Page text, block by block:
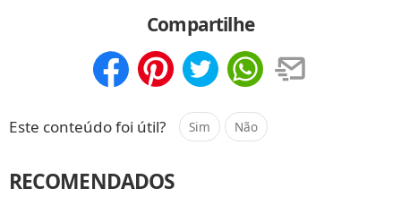
Compartilhe
Este conteúdo foi útil? Sim Não
RECOMENDADOS